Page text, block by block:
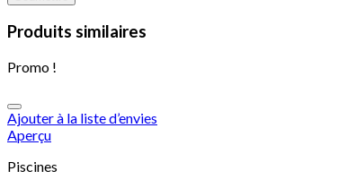
Produits similaires
Promo !
Ajouter à la liste d’envies
Aperçu
Piscines